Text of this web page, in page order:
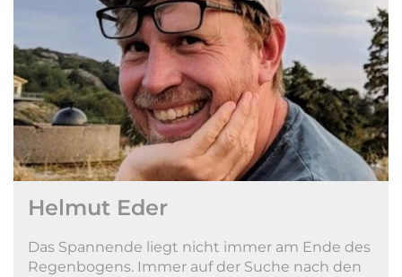
Helmut Eder
Das Spannende liegt nicht immer am Ende des
Regenbogens. Immer auf der Suche nach den